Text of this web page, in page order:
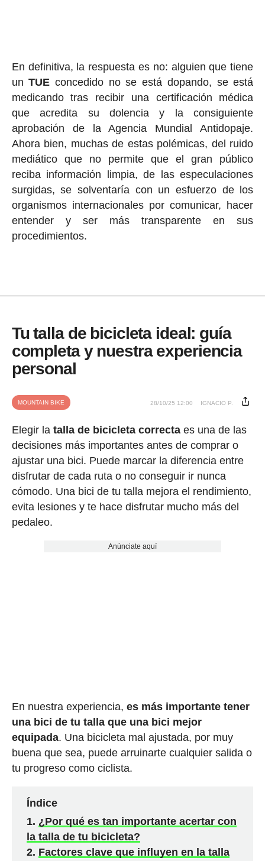
En definitiva, la respuesta es no: alguien que tiene
unTUE concedido no se está dopando, se está
medicando tras recibir una certificación médica
que acredita su dolencia y la consiguiente
aprobación de la Agencia Mundial Antidopaje.
Ahora bien, muchas de estas polémicas, del ruido
mediático que no permite que el gran público
reciba información limpia, de las especulaciones
surgidas, se solventaría con un esfuerzo de los
organismos internacionales por comunicar, hacer
entender y ser más transparente en sus
procedimientos.
Tu talla de bicicleta ideal: guía
completa y nuestra experiencia
personal
MOUNTAIN BIKE 28/10/25 12:00 IGNACIO P.
Elegir la talla de bicicleta correctaes una de las
decisiones más importantes antes de comprar o
ajustar una bici. Puede marcar la diferencia entre
disfrutar de cada ruta o no conseguir ir nunca
cómodo. Una bici de tu talla mejora el rendimiento,
evita lesiones y te hace disfrutar mucho más del
pedaleo.
Anúnciate aquí
En nuestra experiencia, es más importante tener
una bici de tu talla que una bici mejor
equipada. Una bicicleta mal ajustada, por muy
buena que sea, puede arruinarte cualquier salida o
tu progreso como ciclista.
Índice
¿Por qué es tan importante acertar con
la talla de tu bicicleta?
Factores clave que influyen en la talla